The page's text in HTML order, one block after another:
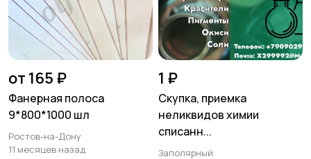
от 165 ₽
Фанерная полоса
9*800*1000 шл
Ростов-на-Дону
11 месяцев назад
1 ₽
Скупка, приемка
неликвидов химии
списанн...
Заполярный